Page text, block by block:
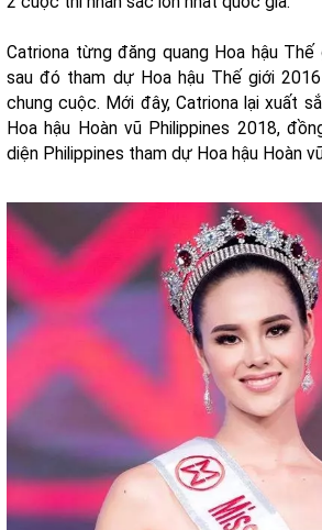
Catriona từng đăng quang Hoa hậu Thế
sau đó tham dự Hoa hậu Thế giới
chung cuộc. Mới đây, Catriona lại xuất
Hoa hậu Hoàn vũ Philippines 2018,
diện Philippines tham dự Hoa hậu Hoàn